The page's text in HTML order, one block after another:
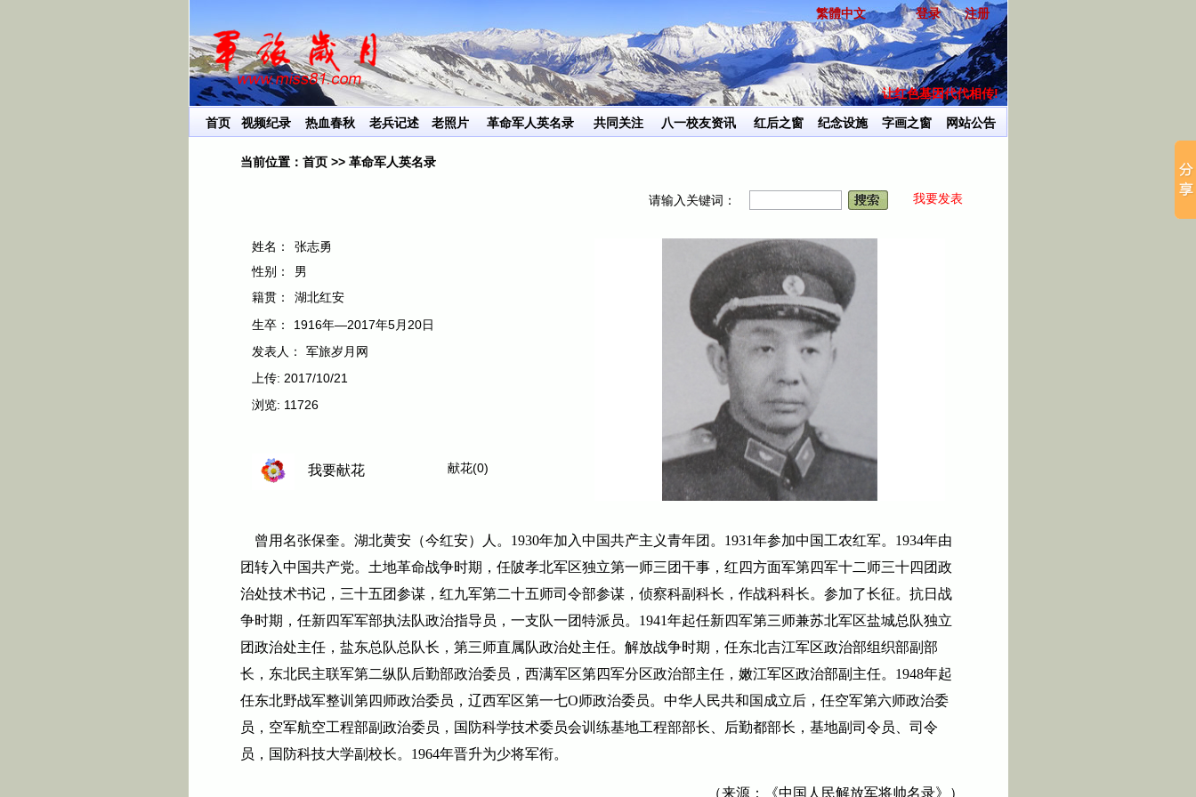
繁體中文 登录 注册
让红色基因代代相传!
首页 视频纪录 热血春秋 老兵记述 老照片 革命军人英名录 共同关注 八一校友资讯 红后之窗 纪念设施 字画之窗 网站公告
当前位置： 首页>> 革命军人英名录
请输入关键词： 我要发表
姓名：
张志勇
性别：
男
籍贯：
湖北红安
生卒：
1916年—2017年5月20日
发表人：
军旅岁月网
上传: 2017/10/21
浏览: 11726
我要献花 献花(0)
曾用名张保奎。湖北黄安（今红安）人。 1930年加入中国共产主义青年团。 1931年参加中国工农红军。 1934年由
团转入中国共产党。土地革命战争时期，任陂孝北军区独立第一师三团干事，红四方面军第四军十二师三十四团政
治处技术书记，三十五团参谋，红九军第二十五师司令部参谋，侦察科副科长，作战科科长。参加了长征。抗日战
争时期，任新四军军部执法队政治指导员，一支队一团特派员。 1941年起任新四军第三师兼苏北军区盐城总队独立
团政治处主任，盐东总队总队长，第三师直属队政治处主任。解放战争时期，任东北吉江军区政治部组织部副部
长，东北民主联军第二纵队后勤部政治委员，西满军区第四军分区政治部主任，嫩江军区政治部副主任。 1948年起
任东北野战军整训第四师政治委员，辽西军区第一七O师政治委员。中华人民共和国成立后，任空军第六师政治委
员，空军航空工程部副政治委员，国防科学技术委员会训练基地工程部部长、后勤都部长，基地副司令员、司令
员，国防科技大学副校长。 1964年晋升为少将军衔。
（来源：《中国人民解放军将帅名录》）